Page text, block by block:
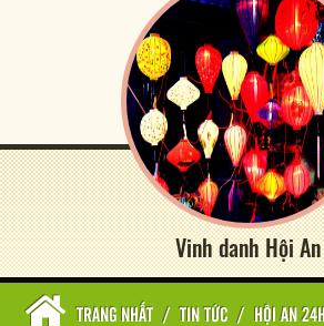
Vinh danh Hội An
TRANG NHẤT / TIN TỨC / HỘI AN 24H